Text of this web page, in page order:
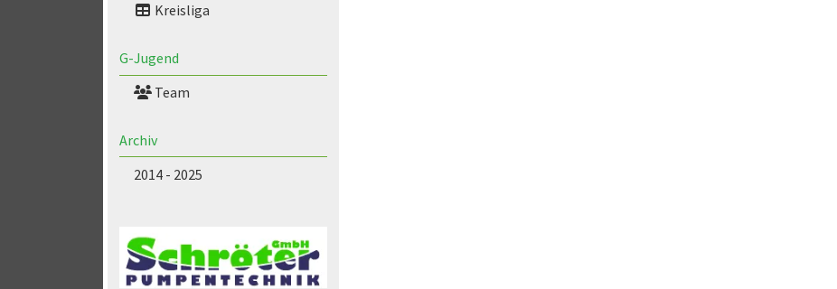
Kreisliga
G-Jugend
Team
Archiv
2014 - 2025